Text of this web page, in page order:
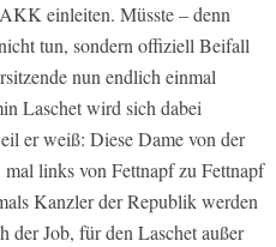
einleiten. Müsste – denn
tun, sondern offiziell Beifall
nun endlich einmal
Laschet wird sich dabei
er weiß: Diese Dame von der
links von Fettnapf zu Fettnapf
Kanzler der Republik werden
der Job, für den Laschet außer